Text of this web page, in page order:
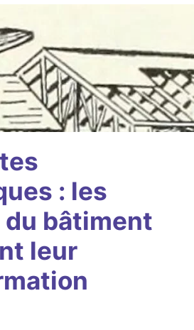
: les
bâtiment
leur